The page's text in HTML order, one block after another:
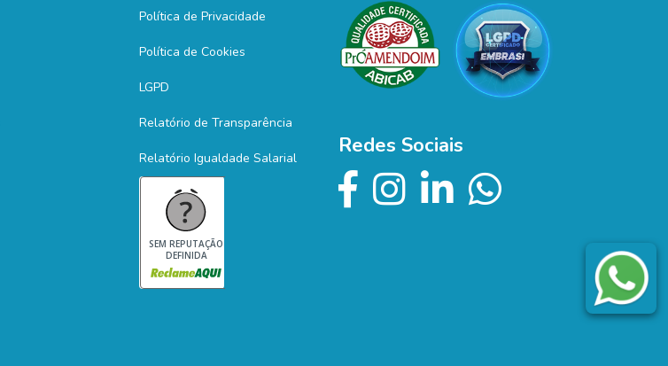
Política de Privacidade
Política de Cookies
LGPD
Relatório de Transparência
Relatório Igualdade Salarial
SEM REPUTAÇÃO
DEFINIDA
Redes Sociais